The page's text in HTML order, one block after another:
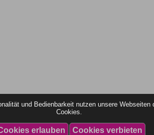
und Bedienbarkeit nutzen unsere Webseiten
Cookies.